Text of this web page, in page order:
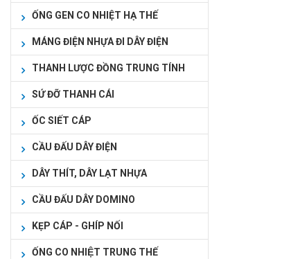
ỐNG GEN CO NHIỆT HẠ THẾ
MÁNG ĐIỆN NHỰA ĐI DÂY ĐIỆN
THANH LƯỢC ĐỒNG TRUNG TÍNH
SỨ ĐỠ THANH CÁI
ỐC SIẾT CÁP
CẦU ĐẤU DÂY ĐIỆN
DÂY THÍT, DÂY LẠT NHỰA
CẦU ĐẤU DÂY DOMINO
KẸP CÁP - GHÍP NỐI
ỐNG CO NHIỆT TRUNG THẾ